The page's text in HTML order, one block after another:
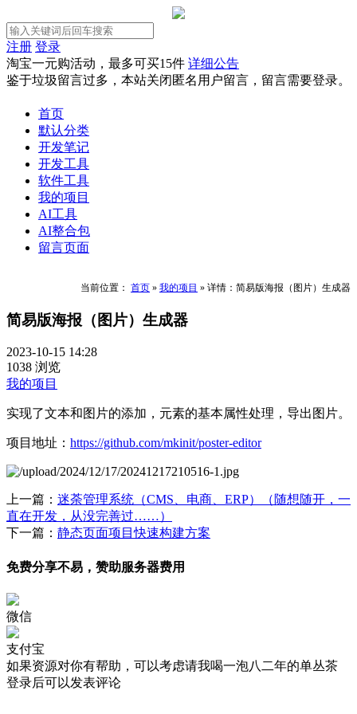
注册 登录
淘宝一元购活动，最多可买15件 详细公告
鉴于垃圾留言过多，本站关闭匿名用户留言，留言需要登录。
首页
默认分类
开发笔记
开发工具
软件工具
我的项目
AI工具
AI整合包
留言页面
当前位置： 首页 » 我的项目 » 详情：简易版海报（图片）生成器
简易版海报（图片）生成器
2023-10-15 14:28
1038 浏览
我的项目
实现了文本和图片的添加，元素的基本属性处理，导出图片。
项目地址： https://github.com/mkinit/poster-editor
上一篇： 迷荼管理系统（CMS、电商、ERP）（随想随开，一
直在开发，从没完善过……）
下一篇： 静态页面项目快速构建方案
免费分享不易，赞助服务器费用
微信
支付宝
如果资源对你有帮助，可以考虑请我喝一泡八二年的单丛茶
登录后可以发表评论